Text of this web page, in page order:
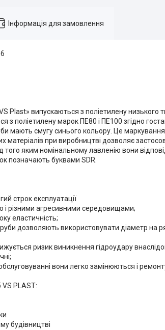
Інформація для замовлення
Plast» випускаються з поліетилену низького
з поліетилену марок ПЕ80 і ПЕ100 згідно
мають смугу синього кольору. Це
матеріалів при виробництві дозволяє
того яким номінальному лавленію вони
позначають буквами SDR.
строк експлуатації
і різними агресивними середовищами;
еластичність;
дозволяють використовувати діаметр на
ризик виникнення гідроудару
вони легко замінюються і
VS PLAST:
будівництві